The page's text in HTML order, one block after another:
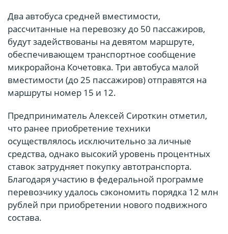
Два автобуса средней вместимости,
рассчитанные на перевозку до 50 пассажиров,
будут задействованы на девятом маршруте,
обеспечивающем транспортное сообщение
микрорайона Кочетовка. Три автобуса малой
вместимости (до 25 пассажиров) отправятся на
маршруты номер 15 и 12.
Предприниматель Алексей Сироткин отметил,
что ранее приобретение техники
осуществлялось исключительно за личные
средства, однако высокий уровень процентных
ставок затрудняет покупку автотранспорта.
Благодаря участию в федеральной программе
перевозчику удалось сэкономить порядка 12 млн
рублей при приобретении нового подвижного
состава.